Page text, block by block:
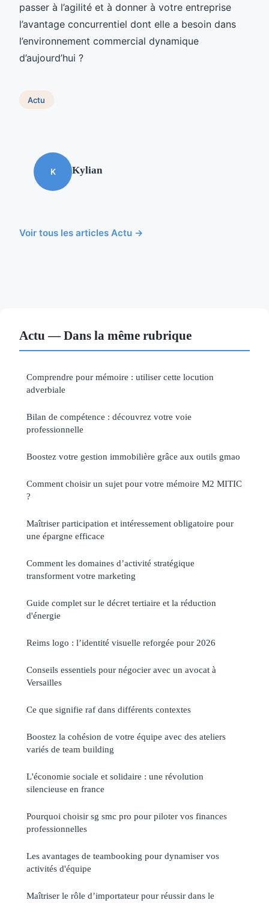
passer à l’agilité et à donner à votre entreprise
l’avantage concurrentiel dont elle a besoin dans
l’environnement commercial dynamique
d’aujourd’hui ?
Actu
K Kylian
Voir tous les articles Actu →
Actu — Dans la même rubrique
Comprendre pour mémoire : utiliser cette locution
adverbiale
Bilan de compétence : découvrez votre voie
professionnelle
Boostez votre gestion immobilière grâce aux outils gmao
Comment choisir un sujet pour votre mémoire M2 MITIC
?
Maîtriser participation et intéressement obligatoire pour
une épargne efficace
Comment les domaines d’activité stratégique
transforment votre marketing
Guide complet sur le décret tertiaire et la réduction
d'énergie
Reims logo : l’identité visuelle reforgée pour 2026
Conseils essentiels pour négocier avec un avocat à
Versailles
Ce que signifie raf dans différents contextes
Boostez la cohésion de votre équipe avec des ateliers
variés de team building
L'économie sociale et solidaire : une révolution
silencieuse en france
Pourquoi choisir sg smc pro pour piloter vos finances
professionnelles
Les avantages de teambooking pour dynamiser vos
activités d'équipe
Maîtriser le rôle d’importateur pour réussir dans le